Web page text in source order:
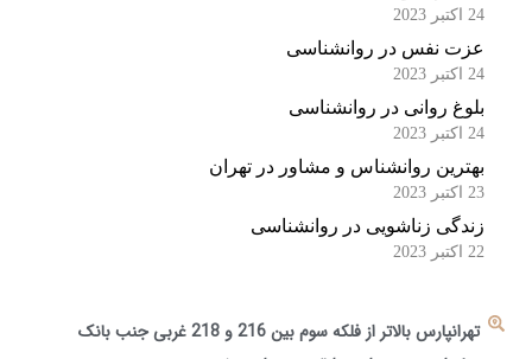
عزت نفس در روانشناسی
بلوغ روانی در روانشناسی
بهترین روانشناس و مشاور در تهران
زندگی زناشویی در روانشناسی
تهرانپارس بالاتر از فلکه سوم بین 216 و 218 غربی جنب بانک